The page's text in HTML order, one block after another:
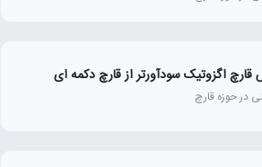
قارچ اگزوتیک سودآورتر از قارچ دکمه ای
در حوزه قارچ